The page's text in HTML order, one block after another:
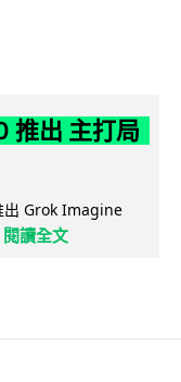
推出 主打局
出 Grok Imagine
閱讀全文